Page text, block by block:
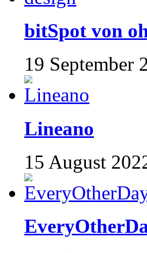
bitSpot von
19 September
Lineano
15 August